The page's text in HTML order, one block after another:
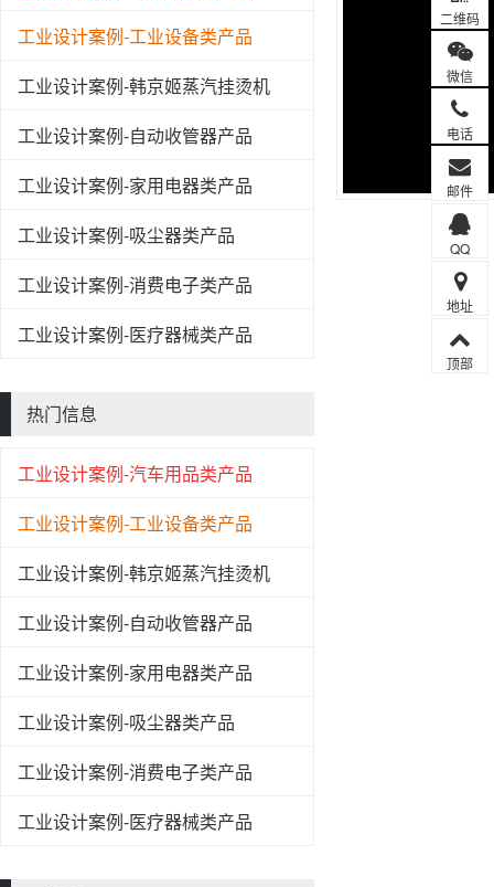
工业设计案例-工业设备类产品
工业设计案例-韩京姬蒸汽挂烫机
工业设计案例-自动收管器产品
工业设计案例-家用电器类产品
工业设计案例-吸尘器类产品
工业设计案例-消费电子类产品
工业设计案例-医疗器械类产品
热门信息
工业设计案例-汽车用品类产品
工业设计案例-工业设备类产品
工业设计案例-韩京姬蒸汽挂烫机
工业设计案例-自动收管器产品
工业设计案例-家用电器类产品
工业设计案例-吸尘器类产品
工业设计案例-消费电子类产品
工业设计案例-医疗器械类产品
二维码
微信
电话
邮件
QQ
地址
顶部